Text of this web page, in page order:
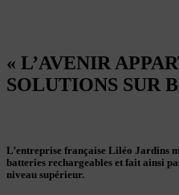
« L’AVENIR
SOLUTIONS SUR
L’entreprise française Liléo Jardins
batteries rechargeables et fait ainsi
niveau supérieur.